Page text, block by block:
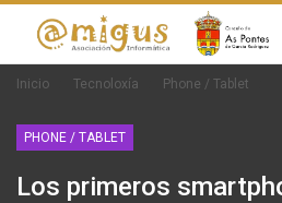
Inicio Tecnoloxía Phone / Tablet
PHONE / TABLET
Los primeros